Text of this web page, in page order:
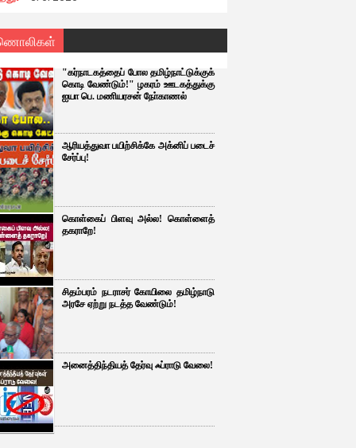
"கர்நாடகத்தைப் போல தமிழ்நாட்டுக்குக்
கொடி வேண்டும்!" ழகரம் ஊடகத்துக்கு
ஐயா பெ. மணியரசன் நோ்காணல்
ஆரியத்துவா பயிற்சிக்கே அக்னிப் படைச்
சேர்ப்பு!
கொள்கைப் பிளவு அல்ல! கொள்ளைத்
தகராறே!
சிதம்பரம் நடராசர் கோயிலை தமிழ்நாடு
அரசே ஏற்று நடத்த வேண்டும்!
அனைத்திந்தியத் தேர்வு ஃப்ராடு வேலை!